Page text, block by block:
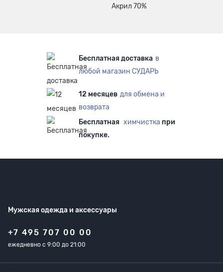
Акрил 70%
Бесплатная доставка в
любой магазин СУДАРЬ
12 месяцев для обмена и
возврата
Бесплатная химчистка при
покупке.
Мужская одежда и аксессуары
+7 495 707 00 00
ежедневно с 9:00 до 21:00